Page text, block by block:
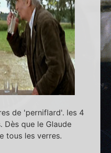
de 'perniflard'. les 4
Dès que le Glaude
tous les verres.